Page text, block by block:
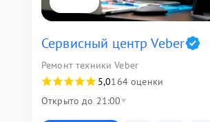
Сервисный центр Veber
Ремонт техники Veber
5,0164 оценки
Открыто до 21:00